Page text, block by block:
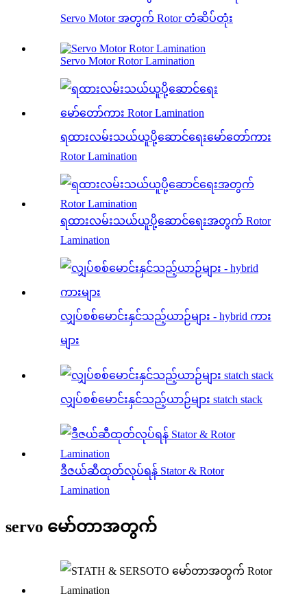
Servo Motor အတွက် Rotor တံဆိပ်တုံး
Servo Motor Rotor Lamination
ရထားလမ်းသယ်ယူပို့ဆောင်ရေးမော်တော်ကား
Rotor Lamination
ရထားလမ်းသယ်ယူပို့ဆောင်ရေးအတွက် Rotor
Lamination
လျှပ်စစ်မောင်းနှင်သည့်ယာဉ်များ - hybrid ကား
များ
လျှပ်စစ်မောင်းနှင်သည့်ယာဉ်များ statch stack
ဒီဇယ်ဆီထုတ်လုပ်ရန် Stator & Rotor
Lamination
servo မော်တာအတွက်